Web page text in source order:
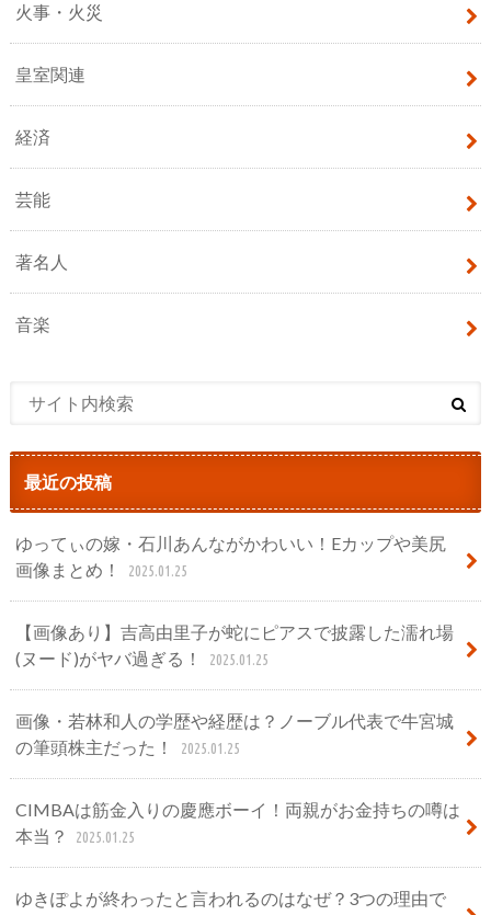
火事・火災
皇室関連
経済
芸能
著名人
音楽
最近の投稿
ゆってぃの嫁・石川あんながかわいい！Eカップや美尻
画像まとめ！
2025.01.25
【画像あり】吉高由里子が蛇にピアスで披露した濡れ場
(ヌード)がヤバ過ぎる！
2025.01.25
画像・若林和人の学歴や経歴は？ノーブル代表で牛宮城
の筆頭株主だった！
2025.01.25
CIMBAは筋金入りの慶應ボーイ！両親がお金持ちの噂は
本当？
2025.01.25
ゆきぽよが終わったと言われるのはなぜ？3つの理由で